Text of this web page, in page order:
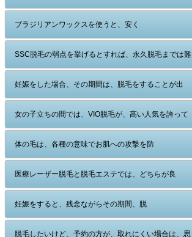
ブラジリアンワックスを使うと、安く
SSC脱毛の弱点を挙げるとすれば、永久脱毛までは難
妊娠をした場合、その期間は、脱毛をすることが出
女の子立ちの間では、VIO脱毛が、高い人気を誇って
体の毛は、各種の意味でお肌への攻撃を防
医療レーザー脱毛と脱毛エステでは、どちらが良
妊娠をすると、残念ながらその期間、脱
脱毛したいけど、予約の方が、取れにくい場合は、思